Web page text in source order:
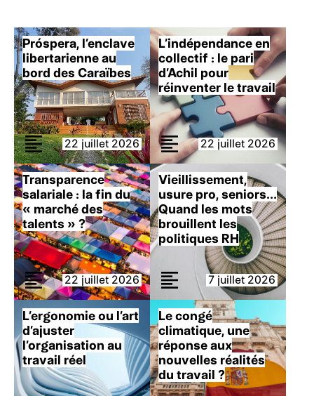
Próspera, l’enclave
libertarienne au
bord des Caraïbes
22 juillet 2026
L’indépendance en
collectif : le pari
d’Achil pour
réinventer le travail
22 juillet 2026
Transparence
salariale : la fin du
« marché des
talents » ?
22 juillet 2026
Vieillissement,
usure pro, seniors…
Quand les mots
brouillent les
politiques RH
7 juillet 2026
L’ergonomie ou l’art
d’ajuster
l’organisation au
travail réel
Le congé
climatique, une
réponse aux
nouvelles réalités
du travail ?